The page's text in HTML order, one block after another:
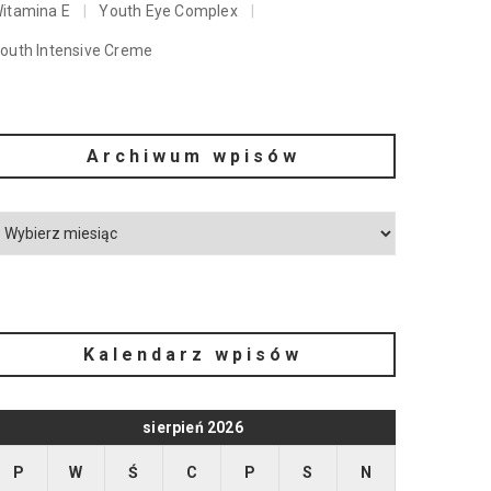
E Youth Eye Complex
Intensive Creme
Archiwum wpisów
Kalendarz wpisów
sierpień 2026
P W Ś C P S N